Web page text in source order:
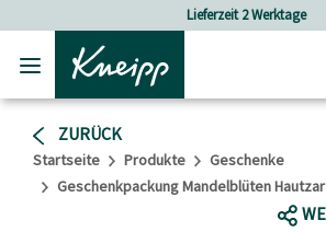
ZURÜCK
Startseite Produkte
Geschenke
Geschenkpackung Mandelblüten